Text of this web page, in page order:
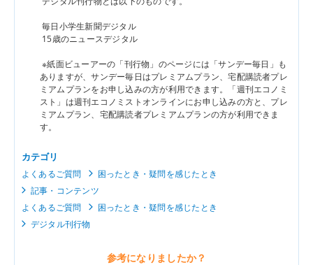
毎日小学生新聞デジタル
15歳のニュースデジタル
※紙面ビューアーの「刊行物」のページには「サンデー毎日」も
ありますが、サンデー毎日はプレミアムプラン、宅配購読者プレ
ミアムプランをお申し込みの方が利用できます。「週刊エコノミ
スト」は週刊エコノミストオンラインにお申し込みの方と、プレ
ミアムプラン、宅配購読者プレミアムプランの方が利用できま
す。
カテゴリ
よくあるご質問
困ったとき・疑問を感じたとき
記事・コンテンツ
よくあるご質問
困ったとき・疑問を感じたとき
デジタル刊行物
参考になりましたか？